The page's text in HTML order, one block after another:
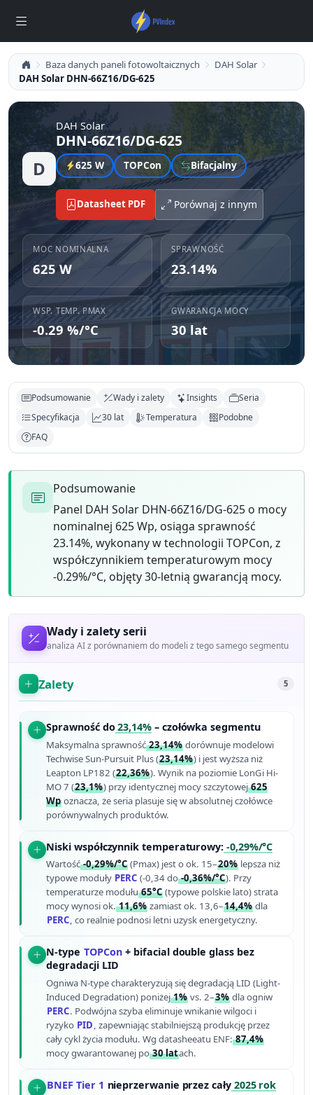
Baza danych paneli fotowoltaicznych
DAH Solar
DAH Solar DHN-66Z16/DG-625
D
DAH Solar
DHN-66Z16/DG-625
625 W TOPCon Bifacjalny
Datasheet PDF Porównaj z innym
MOC NOMINALNA
625 W
SPRAWNOŚĆ
23.14%
WSP. TEMP. PMAX
-0.29 %/°C
GWARANCJA MOCY
30 lat
Podsumowanie Wady i zalety Insights
Seria
Specyfikacja
30 lat Temperatura
Podobne
FAQ
Podsumowanie
Panel DAH Solar DHN-66Z16/DG-625 o mocy
nominalnej 625 Wp, osiąga sprawność
23.14%, wykonany w technologii TOPCon, z
współczynnikiem temperaturowym mocy
-0.29%/°C, objęty 30-letnią gwarancją mocy.
Wady i zalety serii
analiza AI z porównaniem do modeli z tego samego segmentu
Zalety 5
Sprawność do23,14% – czołówka segmentu
Maksymalna sprawność23,14% dorównuje modelowi
Techwise Sun-Pursuit Plus (23,14%) i jest wyższa niż
Leapton LP182 (22,36%). Wynik na poziomie LonGi Hi-
MO 7 (23,1%) przy identycznej mocy szczytowej625
Wp oznacza, że seria plasuje się w absolutnej czołówce
porównywalnych produktów.
Niski współczynnik temperaturowy: -0,29%/°C
Wartość-0,29%/°C (Pmax) jest o ok. 15–20% lepsza niż
typowe moduły PERC (-0,34 do-0,36%/°C). Przy
temperaturze modułu65°C (typowe polskie lato) strata
mocy wynosi ok.11,6% zamiast ok. 13,6–14,4% dla
PERC, co realnie podnosi letni uzysk energetyczny.
N-type TOPCon + bifacial double glass bez
degradacji LID
Ogniwa N-type charakteryzują się degradacją LID (Light-
Induced Degradation) poniżej1% vs. 2–3% dla ogniw
PERC. Podwójna szyba eliminuje wnikanie wilgoci i
ryzyko PID, zapewniając stabilniejszą produkcję przez
cały cykl życia modułu. Wg datasheeatu ENF:87,4%
mocy gwarantowanej po30 latach.
BNEF Tier 1 nieprzerwanie przez cały2025 rok